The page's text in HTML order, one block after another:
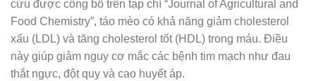
cứu được công bố trên tạp chí “Journal of Agricultural and
Food Chemistry”, táo mèo có khả năng giảm cholesterol
xấu (LDL) và tăng cholesterol tốt (HDL) trong máu. Điều
này giúp giảm nguy cơ mắc các bệnh tim mạch như đau
thắt ngực, đột quỵ và cao huyết áp.